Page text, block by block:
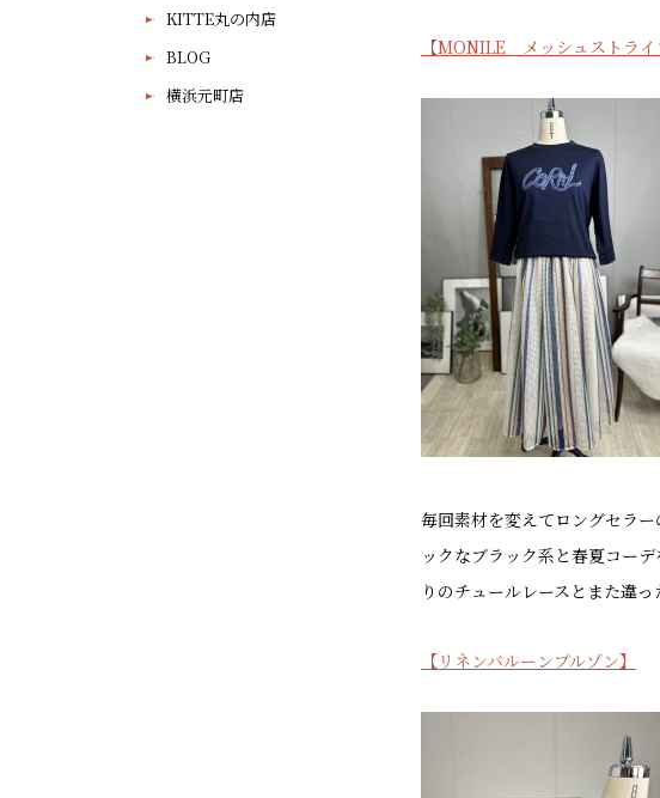
KITTE丸の内店
BLOG
横浜元町店
【MONILE メッシュストライ
毎回素材を変えてロングセラ
ックなブラック系と春夏コー
りのチュールレースとまた違っ
【リネンバルーンブルゾン】